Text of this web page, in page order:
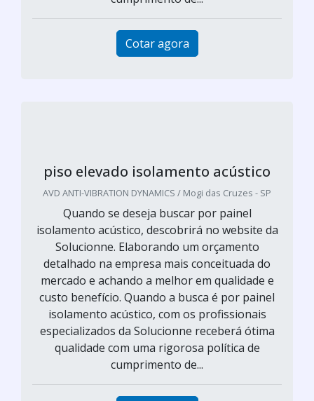
Cotar agora
piso elevado isolamento acústico
AVD ANTI-VIBRATION DYNAMICS / Mogi das Cruzes - SP
Quando se deseja buscar por painel
isolamento acústico, descobrirá no website da
Solucionne. Elaborando um orçamento
detalhado na empresa mais conceituada do
mercado e achando a melhor em qualidade e
custo benefício. Quando a busca é por painel
isolamento acústico, com os profissionais
especializados da Solucionne receberá ótima
qualidade com uma rigorosa política de
cumprimento de...